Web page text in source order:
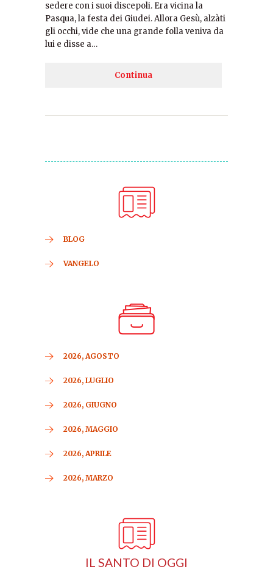
sedere con i suoi discepoli. Era vicina la
Pasqua, la festa dei Giudei. Allora Gesù, alzàti
gli occhi, vide che una grande folla veniva da
lui e disse a…
Continua
BLOG
VANGELO
2026, AGOSTO
2026, LUGLIO
2026, GIUGNO
2026, MAGGIO
2026, APRILE
2026, MARZO
IL SANTO DI OGGI